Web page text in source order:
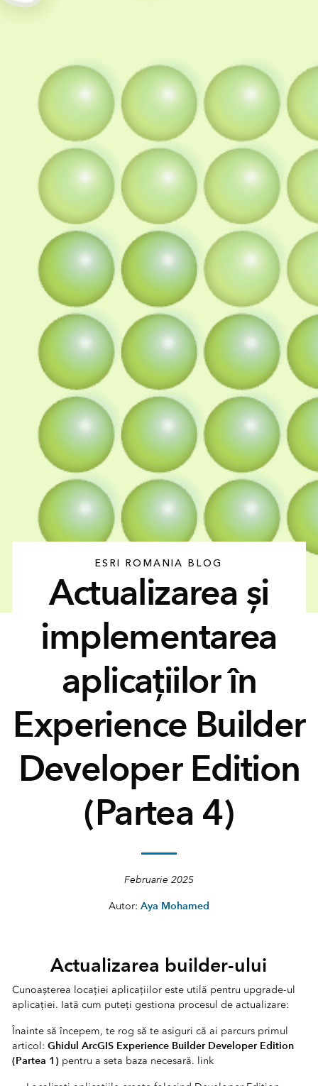
ESRI ROMANIA BLOG
Actualizarea și
implementarea
aplicațiilor în
Experience Builder
Developer Edition
(Partea 4)
Februarie 2025
Autor: Aya Mohamed
Actualizarea builder-ului
Cunoașterea locației aplicațiilor este utilă pentru upgrade-ul
aplicației. Iată cum puteți gestiona procesul de actualizare:
Înainte să începem, te rog să te asiguri că ai parcurs primul
articol: Ghidul ArcGIS Experience Builder Developer Edition
(Partea 1) pentru a seta baza necesară. link